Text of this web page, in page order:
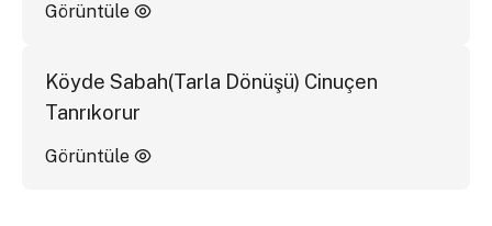
Görüntüle
Köyde Sabah(Tarla Dönüşü) Cinuçen
Tanrıkorur
Görüntüle